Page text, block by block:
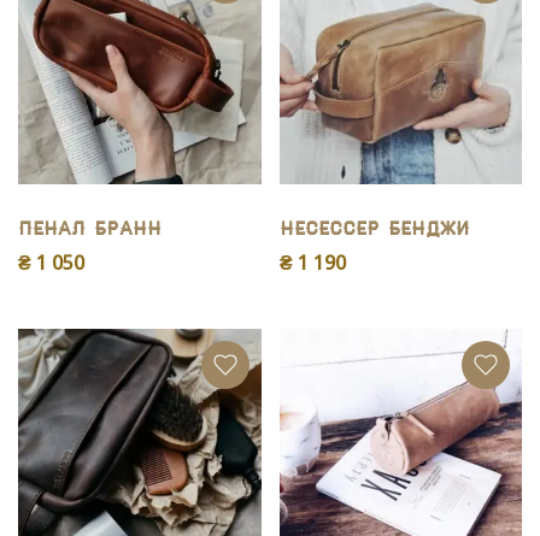
Пенал Бранн
₴ 1 050
Несессер Бенджи
₴ 1 190